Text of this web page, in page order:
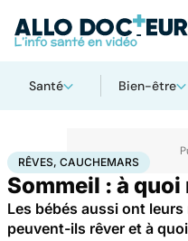
Santé Bien-être
Accueil Bien-êtrePsychoRêves,
RÊVES, CAUCHEMARS
Sommeil : à
Les bébés aussi ont
peuvent-ils rêver et à